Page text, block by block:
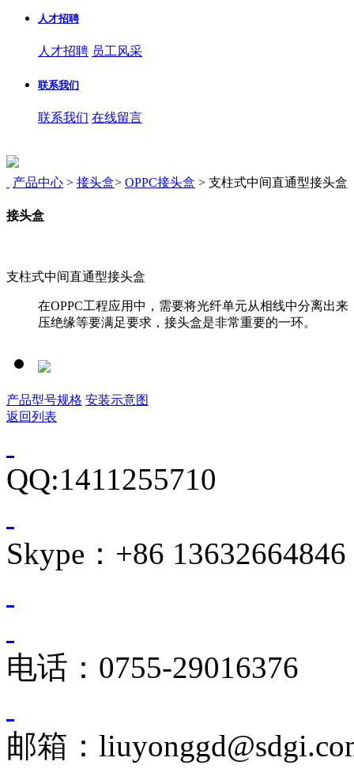
人才招聘
人才招聘 员工风采
联系我们
联系我们 在线留言
产品中心 > 接头盒> OPPC接头盒 > 支柱式中间直通型接头盒
接头盒
支柱式中间直通型接头盒
在OPPC工程应用中，需要将光纤单元从相线中分离出
压绝缘等要满足要求，接头盒是非常重要的一环。
产品型号规格 安装示意图
返回列表
QQ:1411255710
Skype：+86 13632664846
电话：0755-29016376
邮箱：